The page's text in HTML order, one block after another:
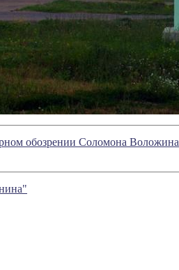
обозрении Соломона Воложина